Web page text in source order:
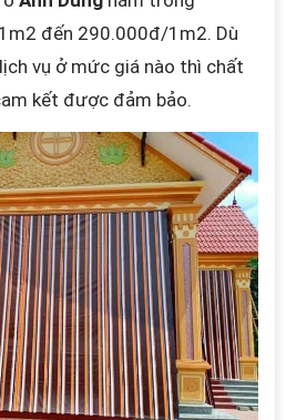
đến 290.000đ/1m2. Dù
vụ ở mức giá nào thì chất
kết được đảm bảo.